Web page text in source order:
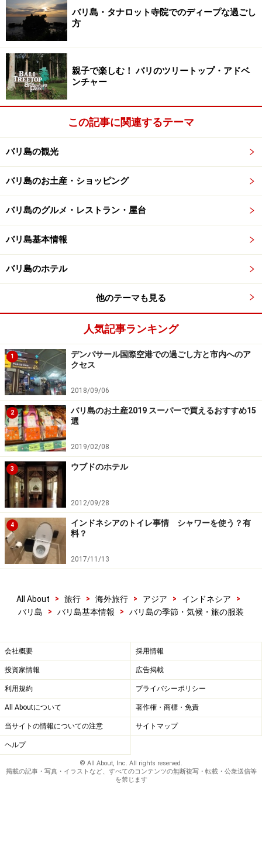
雨季のどしゃぶりの雨
10月頃から蒸し暑い日が始まり、徐々に雨季へと突入し
ます。毎日毎日、日本の梅雨のようにしとしとと雨が降
る訳ではなく、まとめてドバッとバケツをひっくり返し
たような雨が数時間降りますが、一日のうちでも時折晴
れ間も見ることができます。あるいは午前中はとても晴
れていて、夕方からは急に空が暗くなり、夜中にかけて
カミナリを伴う大雨が降ることもあります。
年間で降雨量が一番多いのは1月です。そんな1月であっ
ても丸一日中雨が降っていることはなく、暗い雨雲がや
って来た～と思うとカミナリを伴う強い雨が降るという
状況。雨雲から外れると、ちょっとの距離で雨が降って
いなかったりもするので、天気予報などまるで当てにな
りますが、雨が止めば水はすぐに引いてしまいます。
■マンゴーは雨期の始まりの合図
完熟のマンゴー
雨季と言えば、マンゴーがとても美味しい季節です。マ
ンゴーの季節はイコール雨季の始まりとバリの人々は言
います。ねっとりと甘いマンゴーは病み付きになる美味
しさ！
晴天の青空と青い海も南国ならではの風景ですが、雨季
のしっとり降る雨、緑が濃く見える森が多いウブドの滞
在も情緒があります。
気候の異常？
が、ここ数年は、毎年、今年の季節はなんだかオカシイ
と言われるようになっています。乾季に入ったはずなの
に雨季のような雨が降り続き、いつになったら乾季に入
るのか……という時もあります。この時期外れの雨は海水
の温度が上昇しているのが原因なのだそうです。地球規
模で気候の異常現象が起こっているのかもしれません
ね。
（※情報は2015年5月現在）
バリ島・タナロット寺院でのディープな過ごし
方
親子で楽しむ！ バリのツリートップ・アドベ
ンチャー
この記事に関連するテーマ
バリ島の観光
バリ島のお土産・ショッピング
バリ島のグルメ・レストラン・屋台
バリ島基本情報
バリ島のホテル
他のテーマも見る
人気記事ランキング
1
デンパサール国際空港での過ごし方と市内へのア
クセス
2018/09/06
2
バリ島のお土産2019 スーパーで買えるおすすめ15
選
2019/02/08
3 ウブドのホテル
2012/09/28
4
インドネシアのトイレ事情 シャワーを使う？有
料？
2017/11/13
All About > 旅行 > 海外旅行 > アジア > インドネシア
>
バリ島
> バリ島基本情報 > バリ島の季節・気候・旅の服装
会社概要 採用情報
投資家情報 広告掲載
利用規約 プライバシーポリシー
All Aboutについて 著作権・商標・免責
当サイトの情報についての注意 サイトマップ
ヘルプ
© All About, Inc. All rights reserved.
掲載の記事・写真・イラストなど、すべてのコンテンツの無断複写・転載・公衆送信等
を禁じます